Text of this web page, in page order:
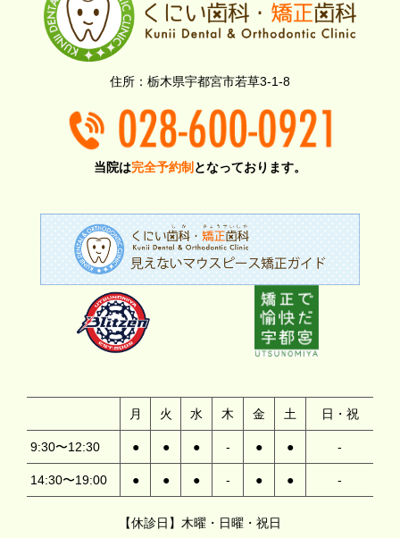
栃木県宇都宮市若草3-1-8
当院は完全予約制 となっております。
月 火 水 木 金 土 日・祝
9:30〜12:30 ● ● ● - ● ● -
14:30〜19:00 ● ● ● - ● ● -
【休診日】木曜・日曜・祝日